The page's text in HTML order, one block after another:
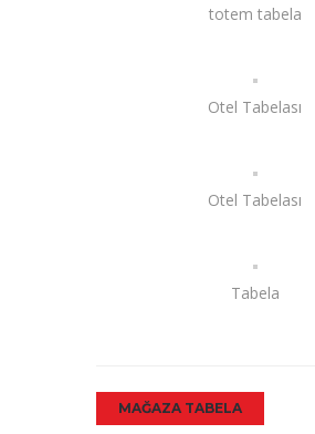
totem tabela
Otel Tabelası
Otel Tabelası
Tabela
MAĞAZA TABELA